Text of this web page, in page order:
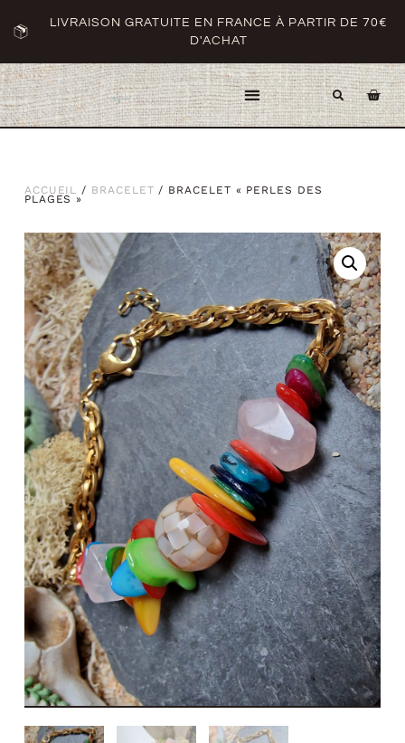
LIVRAISON GRATUITE EN FRANCE À PARTIR DE 70€
D'ACHAT
ACCUEIL / BRACELET / BRACELET « PERLES DES
PLAGES »